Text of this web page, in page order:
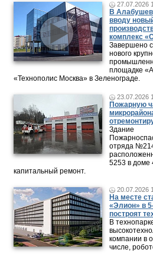
27.07.2026
В
вводу
комплекс
Завершено
нового
площадке
«Технополис Москва» в Зеленограде.
23.07.2026
Пожарную
Здание
отряда
5253 в доме
капитальный ремонт.
20.07.2026
На месте
«Элион» в
построят
В
компании в
числе,